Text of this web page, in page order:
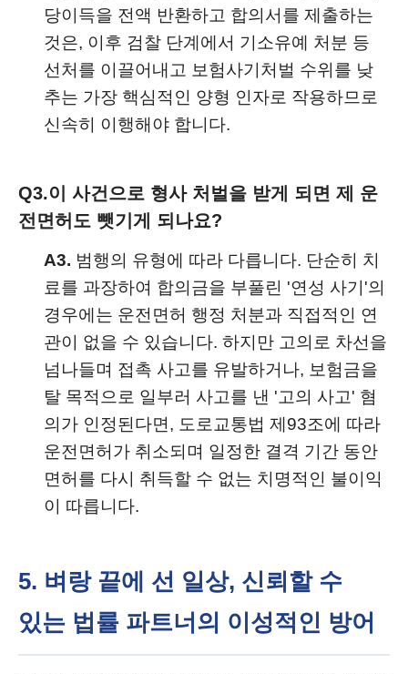
당이득을 전액 반환하고 합의서를 제출하는
것은, 이후 검찰 단계에서 기소유예 처분 등
선처를 이끌어내고 보험사기처벌 수위를 낮
추는 가장 핵심적인 양형 인자로 작용하므로
신속히 이행해야 합니다.
Q3.이 사건으로 형사 처벌을 받게 되면 제 운
전면허도 뺏기게 되나요?
A3. 범행의 유형에 따라 다릅니다. 단순히 치
료를 과장하여 합의금을 부풀린 '연성 사기'의
경우에는 운전면허 행정 처분과 직접적인 연
관이 없을 수 있습니다. 하지만 고의로 차선을
넘나들며 접촉 사고를 유발하거나, 보험금을
탈 목적으로 일부러 사고를 낸 '고의 사고' 혐
의가 인정된다면, 도로교통법 제93조에 따라
운전면허가 취소되며 일정한 결격 기간 동안
면허를 다시 취득할 수 없는 치명적인 불이익
이 따릅니다.
5. 벼랑 끝에 선 일상, 신뢰할 수
있는 법률 파트너의 이성적인 방어